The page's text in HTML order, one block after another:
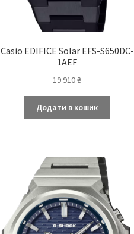
Casio EDIFICE Solar EFS-S650DC-
1AEF
19 910₴
Додати в кошик